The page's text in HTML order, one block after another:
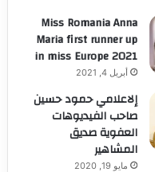
Miss Romania Anna
Maria first runner up
in miss Europe 2021
أبريل 4, 2021
إلاعلامي حمود حسين
صاحب الفيديوهات
العفوية صديق
المشاهير
مايو 19, 2020